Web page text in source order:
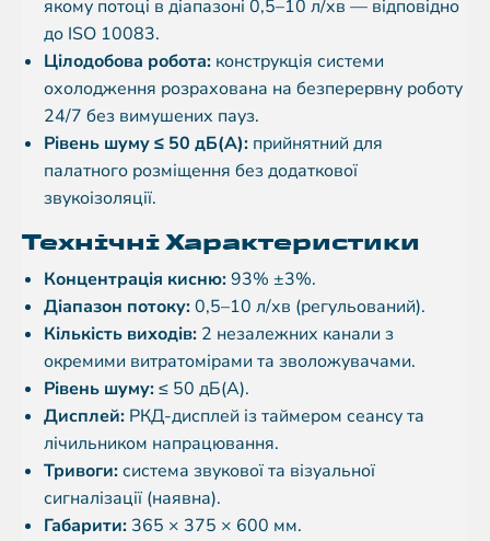
якому потоці в діапазоні 0,5–10 л/хв — відповідно
до ISO 10083.
Цілодобова робота: конструкція системи
охолодження розрахована на безперервну роботу
24/7 без вимушених пауз.
Рівень шуму ≤ 50 дБ(A): прийнятний для
палатного розміщення без додаткової
звукоізоляції.
Технічні Характеристики
Концентрація кисню:93% ±3%.
Діапазон потоку:0,5–10 л/хв (регульований).
Кількість виходів: 2 незалежних канали з
окремими витратомірами та зволожувачами.
Рівень шуму:≤ 50 дБ(A).
Дисплей: РКД-дисплей із таймером сеансу та
лічильником напрацювання.
Тривоги:система звукової та візуальної
сигналізації (наявна).
Габарити: 365 × 375 × 600 мм.